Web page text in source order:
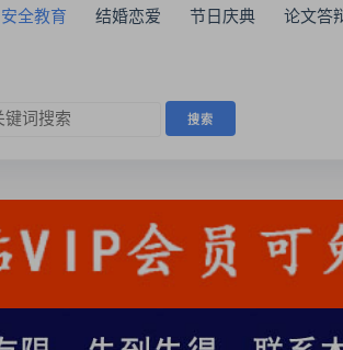
安全教育 结婚恋爱 节日庆典 论文答